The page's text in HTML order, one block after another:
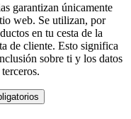
garantizan únicamente
web. Se utilizan, por
en tu cesta de la
de cliente. Esto significa
sobre ti y los datos